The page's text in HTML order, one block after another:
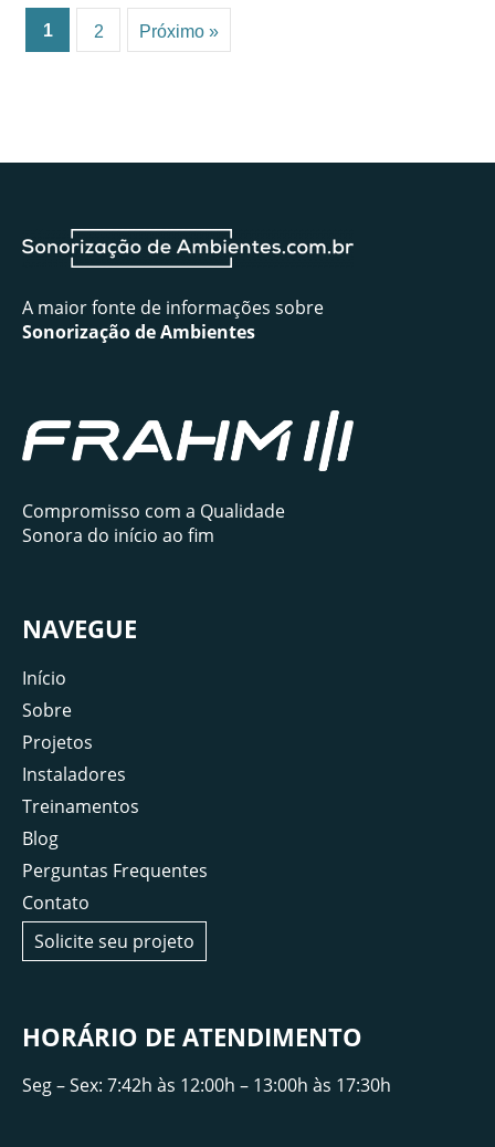
1 2 Próximo »
A maior fonte de informações sobre
Sonorização de Ambientes
Compromisso com a Qualidade
Sonora do início ao fim
NAVEGUE
Início
Sobre
Projetos
Instaladores
Treinamentos
Blog
Perguntas Frequentes
Contato
Solicite seu projeto
HORÁRIO DE ATENDIMENTO
Seg – Sex: 7:42h às 12:00h – 13:00h às 17:30h